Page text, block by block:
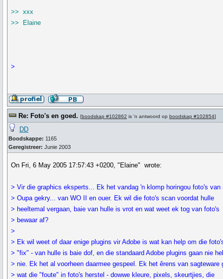
>> xxx
>> Elaine
>
Re: Foto's en goed. [boodskap #102862 is 'n antwoord op boodskap #102854]
DD
Boodskappe: 1165
Geregistreer: Junie 2003
On Fri, 6 May 2005 17:57:43 +0200, "Elaine" wrote:
> Vir die graphics eksperts... Ek het vandag 'n klomp horingou foto's van
> Oupa gekry... van WO II en ouer. Ek wil die foto's scan voordat hulle
> heeltemal vergaan, baie van hulle is vrot en wat weet ek tog van foto's
> bewaar af?
>
> Ek wil weet of daar enige plugins vir Adobe is wat kan help om die
> "fix" - van hulle is baie dof, en die standaard Adobe plugins gaan nie
> nie. Ek het al voorheen daarmee gespeel. Ek het êrens van sagteware
> wat die "foute" in foto's herstel - dowwe kleure, pixels, skeurtjies, die